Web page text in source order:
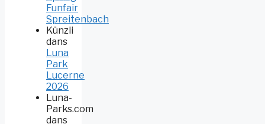
Funfair
Spreitenbach
Künzli
dans
Luna
Park
Lucerne
2026
Luna-
Parks.com
dans